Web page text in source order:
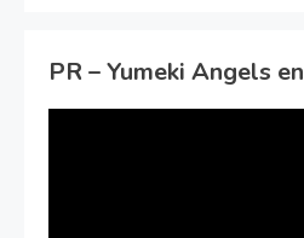
PR – Yumeki Angels